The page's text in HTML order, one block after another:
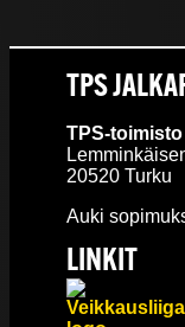
TPS
TPS-toimisto
20520 Turku
Auki
LINKIT